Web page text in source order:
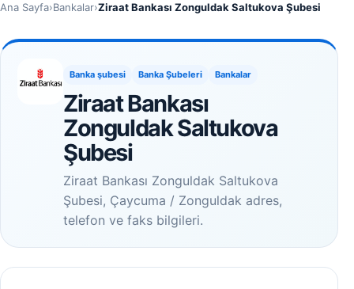
Ana Sayfa›Bankalar›Ziraat Bankası Zonguldak Saltukova Şubesi
Banka şubesi Banka Şubeleri Bankalar
Ziraat Bankası
Zonguldak Saltukova
Şubesi
Ziraat Bankası Zonguldak Saltukova
Şubesi, Çaycuma / Zonguldak adres,
telefon ve faks bilgileri.